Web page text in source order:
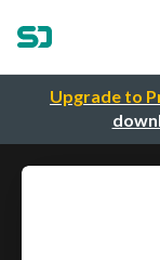
Upgrade to